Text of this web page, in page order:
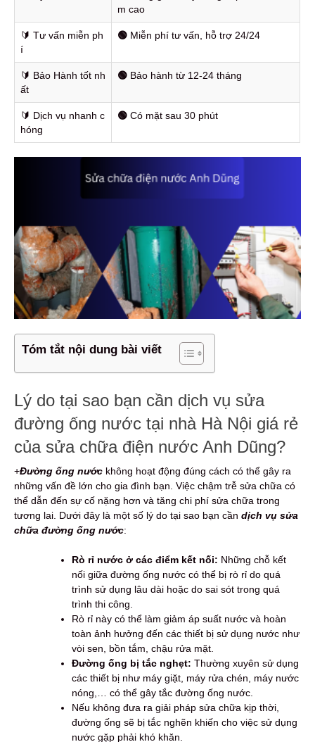
m cao
🔰️ Tư vấn miễn ph
í
🟢 Miễn phí tư vấn, hỗ trợ 24/24
🔰️ Bảo Hành tốt nh
ất
🟢 Bảo hành từ 12-24 tháng
🔰️ Dịch vụ nhanh c
hóng
🟢 Có mặt sau 30 phút
Tóm tắt nội dung bài viết
Lý do tại sao bạn cần dịch vụ sửa
đường ống nước tại nhà Hà Nội giá rẻ
của sửa chữa điện nước Anh Dũng?
+Đường ống nước không hoạt động đúng cách có thể gây ra
những vấn đề lớn cho gia đình bạn. Việc chậm trễ sửa chữa có
thể dẫn đến sự cố nặng hơn và tăng chi phí sửa chữa trong
tương lai. Dưới đây là một số lý do tại sao bạn cần dịch vụ sửa
chữa đường ống nước:
Rò rỉ nước ở các điểm kết nối: Những chỗ kết
nối giữa đường ống nước có thể bị rò rỉ do quá
trình sử dụng lâu dài hoặc do sai sót trong quá
trình thi công.
Rò rỉ này có thể làm giảm áp suất nước và hoàn
toàn ảnh hưởng đến các thiết bị sử dụng nước như
vòi sen, bồn tắm, chậu rửa mặt.
Đường ống bị tắc nghẹt: Thường xuyên sử dụng
các thiết bị như máy giặt, máy rửa chén, máy nước
nóng,… có thể gây tắc đường ống nước.
Nếu không đưa ra giải pháp sửa chữa kịp thời,
đường ống sẽ bị tắc nghẽn khiến cho việc sử dụng
nước gặp phải khó khăn.